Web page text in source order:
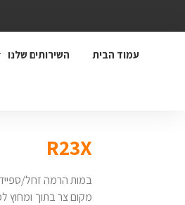
עמוד הבית השירותים שלנו
R23X
במות הרמה זחל/
מקום צר בתוך ומחוץ